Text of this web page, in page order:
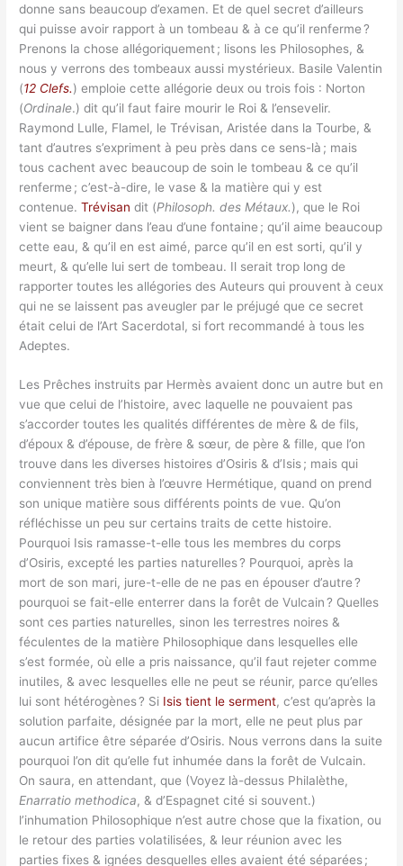
donne sans beaucoup d’examen. Et de quel secret d’ailleurs
qui puisse avoir rapport à un tombeau & à ce qu’il renferme ?
Prenons la chose allégoriquement ; lisons les Philosophes, &
nous y verrons des tombeaux aussi mystérieux. Basile Valentin
(12 Clefs.) emploie cette allégorie deux ou trois fois : Norton
(Ordinale.) dit qu’il faut faire mourir le Roi & l’ensevelir.
Raymond Lulle, Flamel, le Trévisan, Aristée dans la Tourbe, &
tant d’autres s’expriment à peu près dans ce sens-là ; mais
tous cachent avec beaucoup de soin le tombeau & ce qu’il
renferme ; c’est-à-dire, le vase & la matière qui y est
contenue.Trévisan dit (Philosoph. des Métaux.), que le Roi
vient se baigner dans l’eau d’une fontaine ; qu’il aime beaucoup
cette eau, & qu’il en est aimé, parce qu’il en est sorti, qu’il y
meurt, & qu’elle lui sert de tombeau. Il serait trop long de
rapporter toutes les allégories des Auteurs qui prouvent à ceux
qui ne se laissent pas aveugler par le préjugé que ce secret
était celui de l’Art Sacerdotal, si fort recommandé à tous les
Adeptes.
Les Prêches instruits par Hermès avaient donc un autre but en
vue que celui de l’histoire, avec laquelle ne pouvaient pas
s’accorder toutes les qualités différentes de mère & de fils,
d’époux & d’épouse, de frère & sœur, de père & fille, que l’on
trouve dans les diverses histoires d’Osiris & d’Isis ; mais qui
conviennent très bien à l’œuvre Hermétique, quand on prend
son unique matière sous différents points de vue. Qu’on
réfléchisse un peu sur certains traits de cette histoire.
Pourquoi Isis ramasse-t-elle tous les membres du corps
d’Osiris, excepté les parties naturelles ? Pourquoi, après la
mort de son mari, jure-t-elle de ne pas en épouser d’autre ?
pourquoi se fait-elle enterrer dans la forêt de Vulcain ? Quelles
sont ces parties naturelles, sinon les terrestres noires &
féculentes de la matière Philosophique dans lesquelles elle
s’est formée, où elle a pris naissance, qu’il faut rejeter comme
inutiles, & avec lesquelles elle ne peut se réunir, parce qu’elles
lui sont hétérogènes ? Si Isis tient le serment, c’est qu’après la
solution parfaite, désignée par la mort, elle ne peut plus par
aucun artifice être séparée d’Osiris. Nous verrons dans la suite
pourquoi l’on dit qu’elle fut inhumée dans la forêt de Vulcain.
On saura, en attendant, que (Voyez là-dessus Philalèthe,
Enarratio methodica, & d’Espagnet cité si souvent.)
l’inhumation Philosophique n’est autre chose que la fixation, ou
le retour des parties volatilisées, & leur réunion avec les
parties fixes & ignées desquelles elles avaient été séparées ;